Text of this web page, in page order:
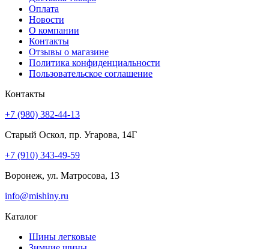
Оплата
Новости
О компании
Контакты
Отзывы о магазине
Политика конфиденциальности
Пользовательское соглашение
Контакты
+7 (980) 382-44-13
Старый Оскол, пр. Угарова, 14Г
+7 (910) 343-49-59
Воронеж, ул. Матросова, 13
info@mishiny.ru
Каталог
Шины легковые